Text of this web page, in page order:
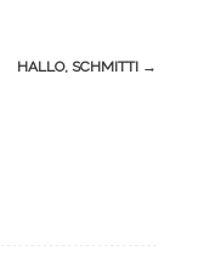
HALLO, SCHMITTI →